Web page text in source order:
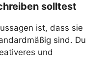
solltest
ist, dass sie
sind. Du
und